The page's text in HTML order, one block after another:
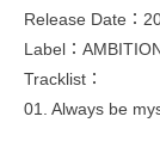
Release Date：
Label：
Tracklist：
01. Always be